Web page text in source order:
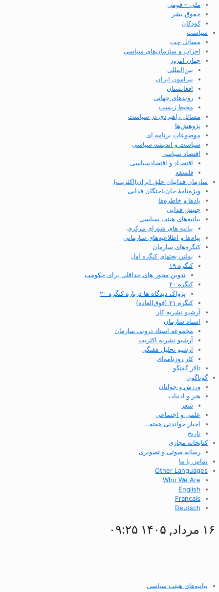
ملی – قومی
حقوق بشر
کودکان
سیاست
مسائل چپ
احزاب و سازمان‌های سیاسی
جهان امروز
بین‌المللی
پیرامون ایران
افغانستان
روندهای جهانی
محیط زیست
مسائل راهبردی در سیاست
پژوهش‌ها
موضوعات برنامه ای
سیاست و اندیشه سیاسی
اقتصاد سیاسی
اقتصـاد و اقتصاد‌سیاسی
فلسفه
سازمان فداییان خلق ایران(اکثریت)
ویژه‌نامهٔ جان‌باختگان فدایی
یادها و خاطره‌ها
جنبش فدایی
بیانیه‌های هیئت سیاسی
بیانیه های شورای مرکزی
پیام‌ها و اطلاعیه‌های سازمانی
کنگره‌های سازمان
بولتن بحثهای کنگره اول
کنگره ۱۹
تدوین محور های حداقلی برای حکومت
کنگره ۲۰
پژواک دیدگاه ها درباره کنگره ۲۰
کنگره ۲۱ (فوق‌العاده)
آرشیو نشریه کار
اسناد سازمان
مجموعه اسناد درونی سازمان
آرشیو نشریه اکثریت
آرشیو تحلیل هفتگی
کار روزنامه‌ای
تالار گفتگو
گوناگون
ورزش و جوانان
هنر و ادبیات
شعر
علمی و اجتماعی
اخبار خواندنی هفته…
تاریخ
کتابخانه مجازی
رسانه صوتی و تصویری
تماس با ما
Other Languages
Who We Are
English
Francais
Deutsch
۱۶ مرداد, ۱۴۰۵ ۰۹:۲۵
بیانیه‌های هیئت سیاسی